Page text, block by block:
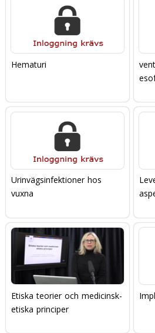
Hematuri
Urinvägsinfektioner hos
vuxna
Etiska teorier och medicinsk-
etiska principer